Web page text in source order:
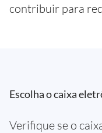
contribuir para
Escolha o caixa
Verifique se o